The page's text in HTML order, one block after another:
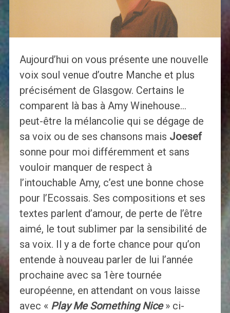
Aujourd’hui on vous présente une nouvelle
voix soul venue d’outre Manche et plus
précisément de Glasgow. Certains le
comparent là bas à Amy Winehouse…
peut-être la mélancolie qui se dégage de
sa voix ou de ses chansons mais Joesef
sonne pour moi différemment et sans
vouloir manquer de respect à
l’intouchable Amy, c’est une bonne chose
pour l’Ecossais. Ses compositions et ses
textes parlent d’amour, de perte de l’être
aimé, le tout sublimer par la sensibilité de
sa voix. Il y a de forte chance pour qu’on
entende à nouveau parler de lui l’année
prochaine avec sa 1ère tournée
européenne, en attendant on vous laisse
avec « Play Me Something Nice» ci-